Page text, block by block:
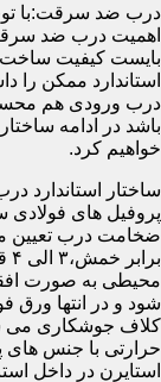
درب ضد سرقت:با
اهمیت درب ضد
بایست کیفیت ساخت
استاندارد ممکن
درب ورودی هم
باشد در ادامه
خواهیم کرد.
ساختار استاندارد
پروفیل های فولادی
ضخامت درب تعیین
محیطی به صورت
کلاف جوشکاری می
حرارتی با جنس های
استایرن در داخل